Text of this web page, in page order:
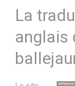
La
anglais